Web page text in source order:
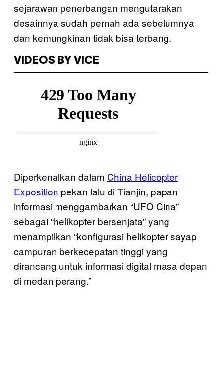
sejarawan penerbangan mengutarakan
desainnya sudah pernah ada sebelumnya
dan kemungkinan tidak bisa terbang.
VIDEOS BY VICE
Diperkenalkan dalam China Helicopter
Exposition pekan lalu di Tianjin, papan
informasi menggambarkan “UFO Cina”
sebagai “helikopter bersenjata” yang
menampilkan “konfigurasi helikopter sayap
campuran berkecepatan tinggi yang
dirancang untuk informasi digital masa depan
di medan perang.”